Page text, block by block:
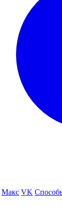
Макс VK